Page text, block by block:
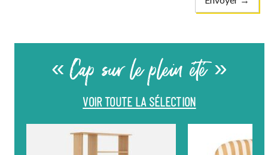
« Cap sur le plein été »
VOIR TOUTE LA SÉLECTION